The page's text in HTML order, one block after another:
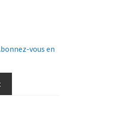
vous en